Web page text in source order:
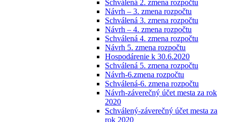
Schválená 2. zmena rozpočtu
Návrh – 3. zmena rozpočtu
Schválená 3. zmena rozpočtu
Návrh – 4. zmena rozpočtu
Schválená 4. zmena rozpočtu
Návrh 5. zmena rozpočtu
Hospodárenie k 30.6.2020
Schválená 5. zmena rozpočtu
Návrh-6.zmena rozpočtu
Schválená-6. zmena rozpočtu
Návrh-záverečný účet mesta za rok
2020
Schválený-záverečný účet mesta za
rok 2020